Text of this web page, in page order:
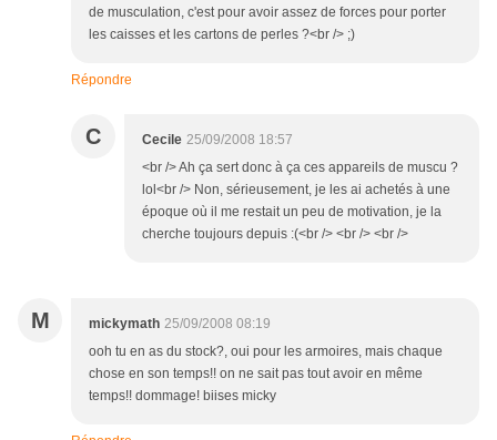
de musculation, c'est pour avoir assez de forces pour porter
les caisses et les cartons de perles ?<br /> ;)
Répondre
C Cecile 25/09/2008 18:57
<br /> Ah ça sert donc à ça ces appareils de muscu ?
lol<br /> Non, sérieusement, je les ai achetés à une
époque où il me restait un peu de motivation, je la
cherche toujours depuis :(<br /> <br /> <br />
M mickymath 25/09/2008 08:19
ooh tu en as du stock?, oui pour les armoires, mais chaque
chose en son temps!! on ne sait pas tout avoir en même
temps!! dommage! biises micky